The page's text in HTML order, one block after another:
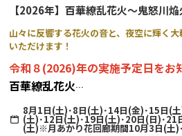
【2026年】百華繚乱花火～鬼怒川
山々に反響する花火の音と、夜空に輝く
いただけます！
令和８(2026)年の実施予定日をお
百華繚乱花火
～鬼怒川焔火（きぬがわえんか）
8月1日(土)･8日(土)･14日(金)･15日(
(土)･12日(土)･19日(土)･20日(日)･21
(土)※月あかり花回廊期間10月3日(土)